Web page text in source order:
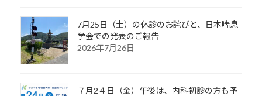
7月25日（土）の休診のお詫びと、日本喘息
学会での発表のご報告
2026年7月26日
７月2４日（金）午後は、内科初診の方も予